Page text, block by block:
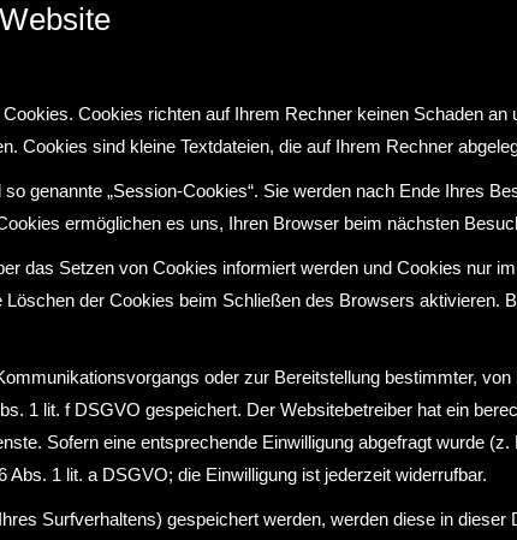
Cookies richten auf Ihrem Rechner keinen Schaden
Cookies sind kleine Textdateien, die auf Ihrem Rechner
genannte „Session-Cookies“. Sie werden nach Ende Ihres
ermöglichen es uns, Ihren Browser beim nächsten
das Setzen von Cookies informiert werden und Cookies nur
der Cookies beim Schließen des Browsers aktivieren.
oder zur Bereitstellung bestimmter,
1 lit. f DSGVO gespeichert. Der Websitebetreiber hat ein
Sofern eine entsprechende Einwilligung abgefragt wurde
1 lit. a DSGVO; die Einwilligung ist jederzeit widerrufbar.
Surfverhaltens) gespeichert werden, werden diese in dieser